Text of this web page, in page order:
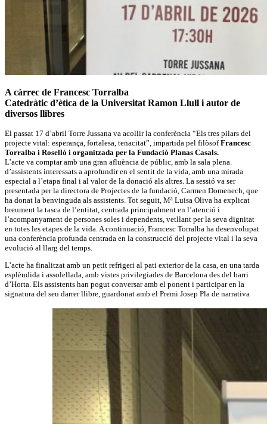
A càrrec de Francesc Torralba
Catedràtic d’ètica de la Universitat Ramon Llull i autor de
diversos llibres
El passat 17 d’abril Torre Jussana va acollir la conferència “Els tres pilars del
projecte vital: esperança, fortalesa, tenacitat”, impartida pel filòsofFrancesc
Torralba i Roselló i organitzada per la Fundació Planas Casals.
L’acte va comptar amb una gran afluència de públic, amb la sala plena.
d’assistents interessats a aprofundir en el sentit de la vida, amb una mirada
especial a l’etapa final i al valor de la donació als altres. La sessió va ser
presentada per la directora de Projectes de la fundació, Carmen Domenech, que
ha donat la benvinguda als assistents. Tot seguit, Mª Luisa Oliva ha explicat
breument la tasca de l’entitat, centrada principalment en l’atenció i
l’acompanyament de persones soles i dependents, vetllant per la seva dignitat
en totes les etapes de la vida. A continuació, Francesc Torralba ha desenvolupat
una conferència profunda centrada en la construcció del projecte vital i la seva
evolució al llarg del temps.
L’acte ha finalitzat amb un petit refrigeri al pati exterior de la casa, en una tarda
esplèndida i assolellada, amb vistes privilegiades de Barcelona des del barri
d’Horta. Els assistents han pogut conversar amb el ponent i participar en la
signatura del seu darrer llibre, guardonat amb el Premi Josep Pla de narrativa